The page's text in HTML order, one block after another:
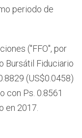
periodo de
("FFO", por
Bursátil Fiduciario
(US$0.0458)
con Ps. 0.8561
en 2017.